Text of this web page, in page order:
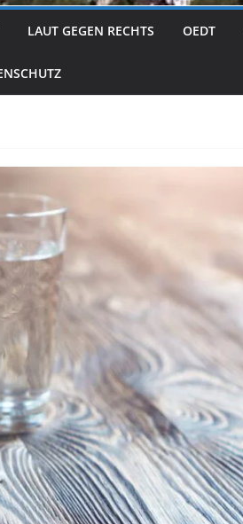
LAUT GEGEN RECHTS OEDT